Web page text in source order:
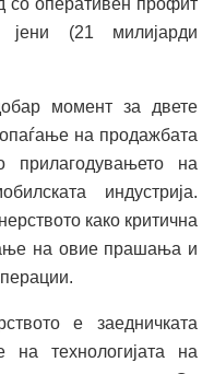
со оперативен профит
(21 милијарди
момент за двете
на продажбата
прилагодувањето на
индустрија.
како критична
на овие прашања и
е заедничката
на технологијата на